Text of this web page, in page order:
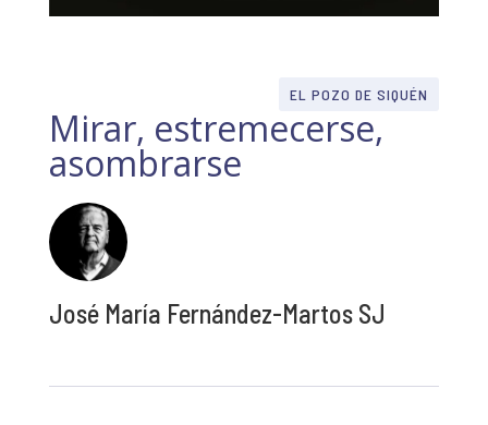
EL POZO DE SIQUÉN
Mirar, estremecerse,
asombrarse
José María Fernández-Martos SJ